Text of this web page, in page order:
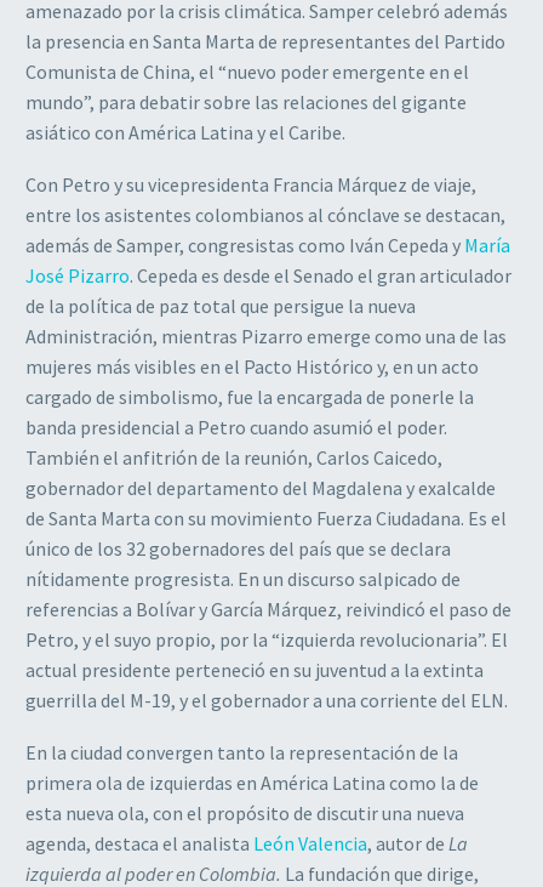
amenazado por la crisis climática. Samper celebró además
la presencia en Santa Marta de representantes del Partido
Comunista de China, el “nuevo poder emergente en el
mundo”, para debatir sobre las relaciones del gigante
asiático con América Latina y el Caribe.
Con Petro y su vicepresidenta Francia Márquez de viaje,
entre los asistentes colombianos al cónclave se destacan,
además de Samper, congresistas como Iván Cepeda y María
José Pizarro. Cepeda es desde el Senado el gran articulador
de la política de paz total que persigue la nueva
Administración, mientras Pizarro emerge como una de las
mujeres más visibles en el Pacto Histórico y, en un acto
cargado de simbolismo, fue la encargada de ponerle la
banda presidencial a Petro cuando asumió el poder.
También el anfitrión de la reunión, Carlos Caicedo,
gobernador del departamento del Magdalena y exalcalde
de Santa Marta con su movimiento Fuerza Ciudadana. Es el
único de los 32 gobernadores del país que se declara
nítidamente progresista. En un discurso salpicado de
referencias a Bolívar y García Márquez, reivindicó el paso de
Petro, y el suyo propio, por la “izquierda revolucionaria”. El
actual presidente perteneció en su juventud a la extinta
guerrilla del M-19, y el gobernador a una corriente del ELN.
En la ciudad convergen tanto la representación de la
primera ola de izquierdas en América Latina como la de
esta nueva ola, con el propósito de discutir una nueva
agenda, destaca el analista León Valencia, autor de La
izquierda al poder en Colombia. La fundación que dirige,